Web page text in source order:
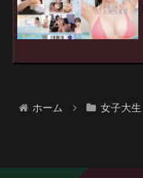
ホーム 女子大生